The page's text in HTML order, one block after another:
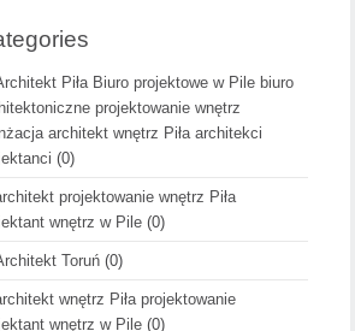
Piła Biuro projektowe w Pile biuro
projektowanie wnętrz
architekt wnętrz Piła architekci
(0)
projektowanie wnętrz Piła
wnętrz w Pile (0)
Toruń (0)
wnętrz Piła projektowanie
wnętrz w Pile (0)